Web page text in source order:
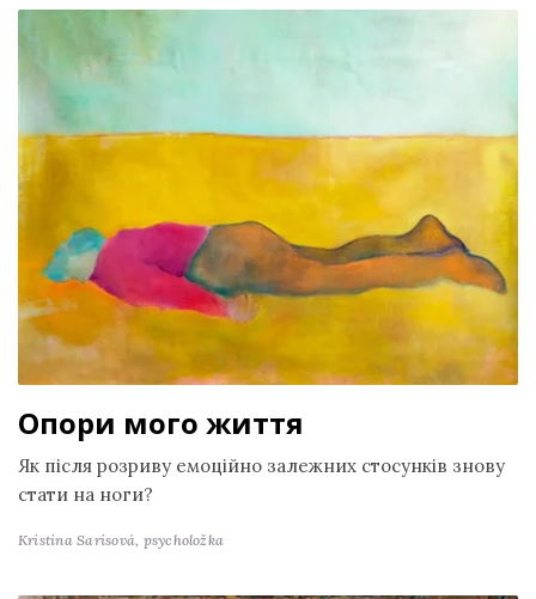
Опори мого життя
Як після розриву емоційно залежних стосунків знову
стати на ноги?
Kristina Sarisová, psycholožka